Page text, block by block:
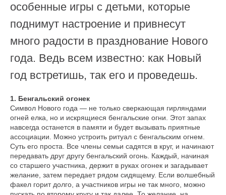
особенные игры с детьми, которые
поднимут настроение и привнесут
много радости в празднование Нового
года. Ведь всем известно: как Новый
год встретишь, так его и проведешь.
1. Бенгальский огонек
Символ Нового года — не только сверкающая гирляндами
огней елка, но и искрящиеся бенгальские огни. Этот запах
навсегда останется в памяти и будет вызывать приятные
ассоциации. Можно устроить ритуал с бенгальским огнем.
Суть его проста. Все члены семьи садятся в круг, и начинают
передавать друг другу бенгальский огонь. Каждый, начиная
со старшего участника, держит в руках огонек и загадывает
желание, затем передает рядом сидящему. Если волшебный
факел горит долго, а участников игры не так много, можно